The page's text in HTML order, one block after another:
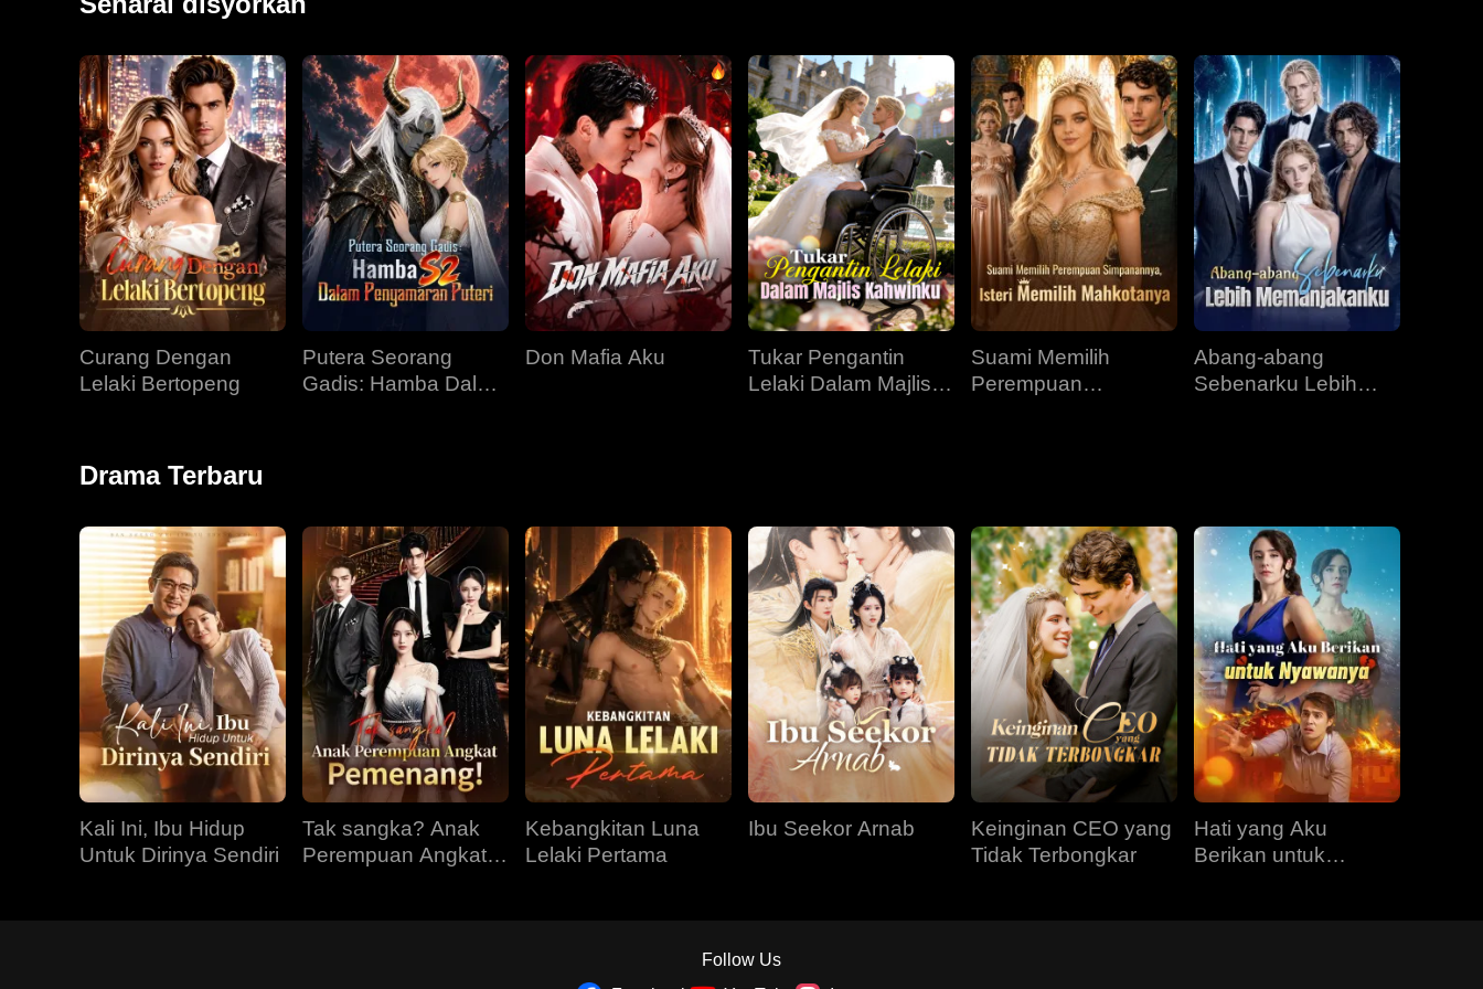
Episod 34 Episod 35 Episod 36
Episod 37 Episod 38 Episod 39
Episod 40
Curang Dengan
Lelaki Bertopeng
Putera Seorang
Gadis: Hamba Dalam
Don Mafia Aku
Tukar Pengantin
Lelaki Dalam Majlis
Suami Memilih
Perempuan
Abang-abang
Sebenarku Lebih
Drama Terbaru
Kali Ini, Ibu Hidup
Untuk Dirinya Sendiri
Tak sangka? Anak
Perempuan Angkat
Kebangkitan Luna
Lelaki Pertama
Ibu Seekor Arnab
Keinginan CEO yang
Tidak Terbongkar
Hati yang Aku
Berikan untuk
Follow Us